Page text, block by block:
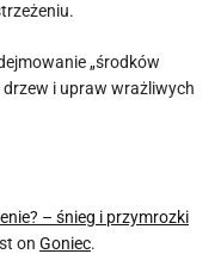
„środków
i upraw wrażliwych
– śnieg i przymrozki
on Goniec.